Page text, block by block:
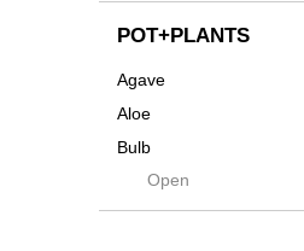
Native
Progress
Quartz
RAKU
POT+PLANTS
Agave
Aloe
Bulb
Cactus
Caudex
Open